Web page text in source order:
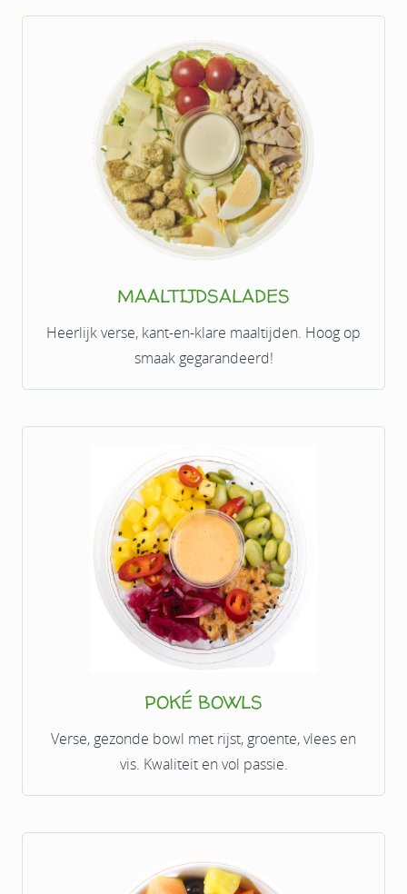
MAALTIJDSALADES
Heerlijk verse, kant-en-klare maaltijden. Hoog op
smaak gegarandeerd!
POKÉ BOWLS
Verse, gezonde bowl met rijst, groente, vlees en
vis. Kwaliteit en vol passie.